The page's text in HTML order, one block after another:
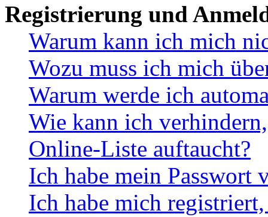
Registrierung und
Warum kann ich mich
Wozu muss ich mich
Warum werde ich
Wie kann ich
Online-Liste auftaucht?
Ich habe mein Passwort
Ich habe mich